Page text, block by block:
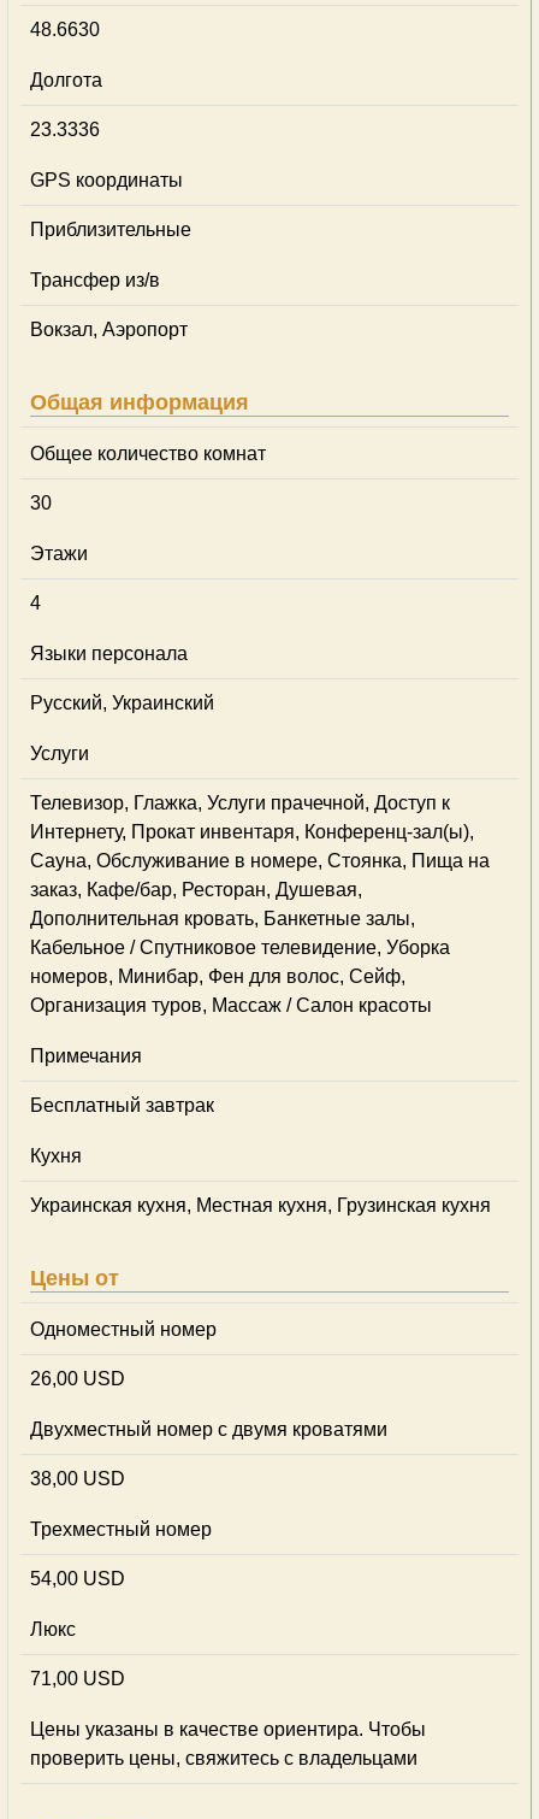
48.6630
Долгота
23.3336
GPS координаты
Приблизительные
Трансфер из/в
Вокзал, Аэропорт
Общая информация
Общее количество комнат
30
Этажи
4
Языки персонала
Русский, Украинский
Услуги
Телевизор, Глажка, Услуги прачечной, Доступ к
Интернету, Прокат инвентаря, Конференц-зал(ы),
Сауна, Обслуживание в номере, Стоянка, Пища на
заказ, Кафе/бар, Ресторан, Душевая,
Дополнительная кровать, Банкетные залы,
Кабельное / Спутниковое телевидение, Уборка
номеров, Минибар, Фен для волос, Сейф,
Организация туров, Массаж / Салон красоты
Примечания
Бесплатный завтрак
Кухня
Украинская кухня, Местная кухня, Грузинская кухня
Цены от
Одноместный номер
26,00 USD
Двухместный номер с двумя кроватями
38,00 USD
Трехместный номер
54,00 USD
Люкс
71,00 USD
Цены указаны в качестве ориентира. Чтобы
проверить цены, свяжитесь с владельцами